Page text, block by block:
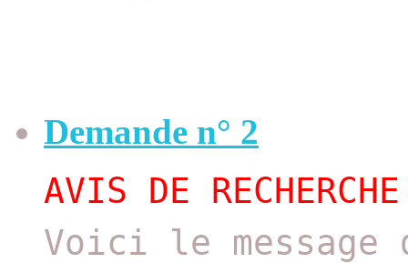
Demande n° 2
AVIS DE
Voici le message